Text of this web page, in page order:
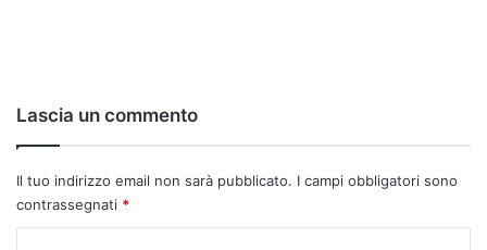
Lascia un commento
Il tuo indirizzo email non sarà pubblicato. I campi obbligatori sono
contrassegnati *